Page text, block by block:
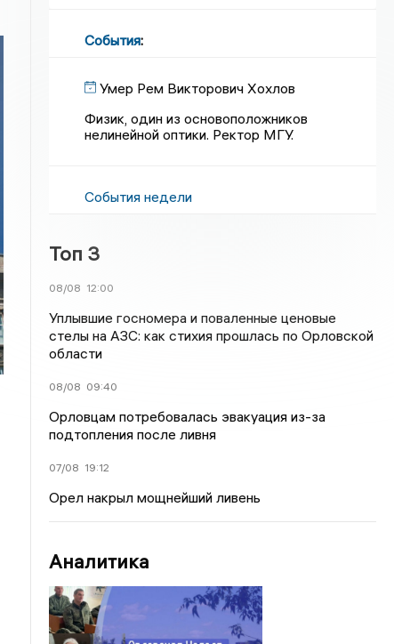
События:
Умер Рем Викторович Хохлов
Физик, один из основоположников
нелинейной оптики. Ректор МГУ.
События недели
Топ 3
08/08 12:00
Уплывшие госномера и поваленные ценовые
стелы на АЗС: как стихия прошлась по Орловской
области
08/08 09:40
Орловцам потребовалась эвакуация из-за
подтопления после ливня
07/08 19:12
Орел накрыл мощнейший ливень
Аналитика